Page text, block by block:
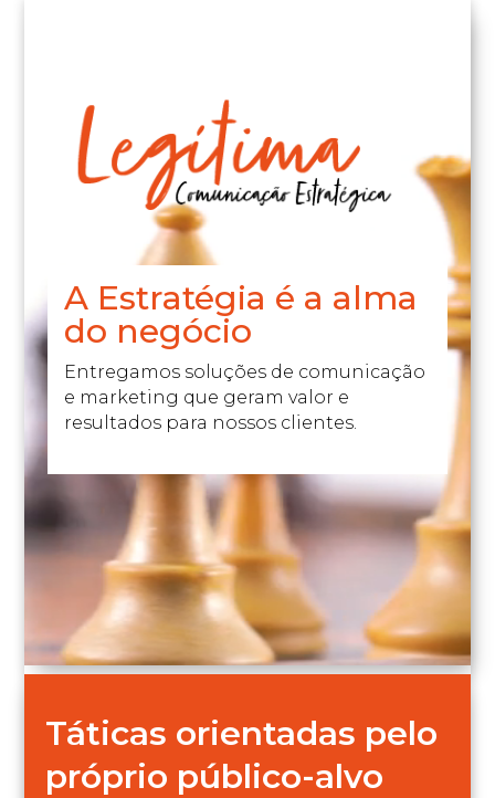
A Estratégia é a alma
do negócio
Entregamos soluções de comunicação
e marketing que geram valor e
resultados para nossos clientes.
Táticas orientadas pelo
próprio público-alvo